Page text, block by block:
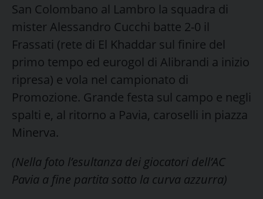
San Colombano al Lambro la squadra di
mister Alessandro Cucchi batte 2-0 il
Frassati (rete di El Khaddar sul finire del
primo tempo ed eurogol di Alibrandi a inizio
ripresa) e vola nel campionato di
Promozione. Grande festa sul campo e negli
spalti e, al ritorno a Pavia, caroselli in piazza
Minerva.
(Nella foto l’esultanza dei giocatori dell’AC
Pavia a fine partita sotto la curva azzurra)